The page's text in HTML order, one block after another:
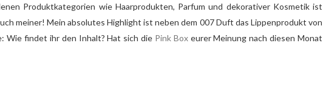
Produktkategorien wie Haarprodukten, Parfum und dekorativer Kosmetik ist
meiner! Mein absolutes Highlight ist neben dem 007 Duft das Lippenprodukt von
Wie findet ihr den Inhalt? Hat sich die Pink Boxeurer Meinung nach diesen Monat